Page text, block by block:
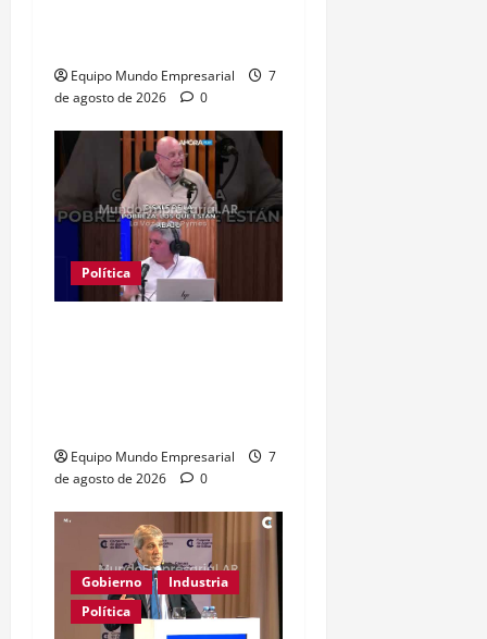
Equipo Mundo Empresarial
7
de agosto de 2026
0
Política
Equipo Mundo Empresarial
7
de agosto de 2026
0
Gobierno
Industria
Política